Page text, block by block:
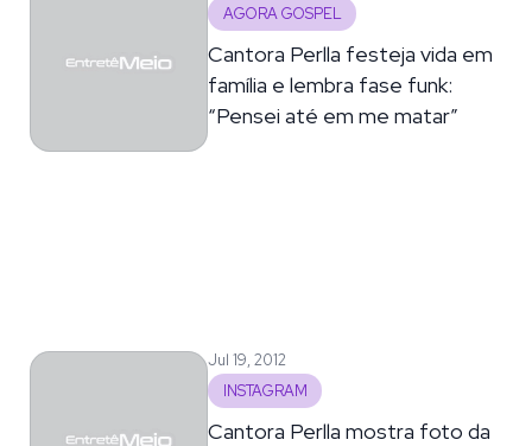
AGORA GOSPEL
Cantora Perlla festeja vida em
família e lembra fase funk:
“Pensei até em me matar”
Jul 19, 2012
INSTAGRAM
Cantora Perlla mostra foto da